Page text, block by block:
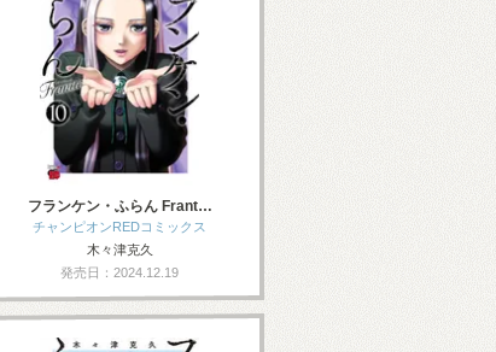
フランケン・ふらん Frant…
チャンピオンREDコミックス
木々津克久
発売日：2024.12.19